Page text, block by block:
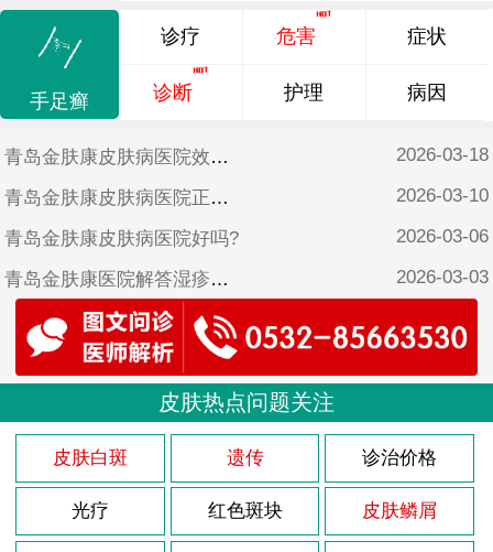
手足癣
诊疗 危害 症状
诊断 护理 病因
青岛金肤康皮肤病医院效果好吗? 2026-03-18
青岛金肤康皮肤病医院正规吗? 2026-03-10
青岛金肤康皮肤病医院好吗? 2026-03-06
青岛金肤康医院解答湿疹怎样治疗? 2026-03-03
青岛金肤康皮肤病医院靠谱吗?
青岛金肤康皮肤病医院可靠吗?
青岛金肤康皮肤病医院是不是正规医院?
青岛金肤康口碑? 2025-05-12
皮肤热点问题关注
皮肤白斑 遗传 诊治价格
光疗 红色斑块 皮肤鳞屑